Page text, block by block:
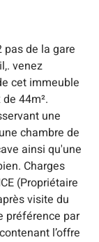
de la gare
venez
cet immeuble
44m².
une
chambre de
ainsi qu'une
Charges
(Propriétaire
visite du
préférence par
l’offre